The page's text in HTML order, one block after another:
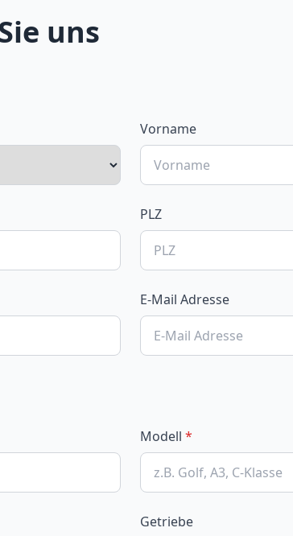
uns
Vorname
PLZ
E-Mail Adresse
Modell *
Getriebe